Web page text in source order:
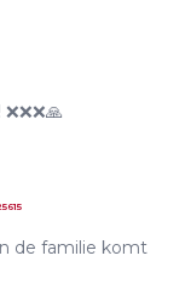
de familie komt